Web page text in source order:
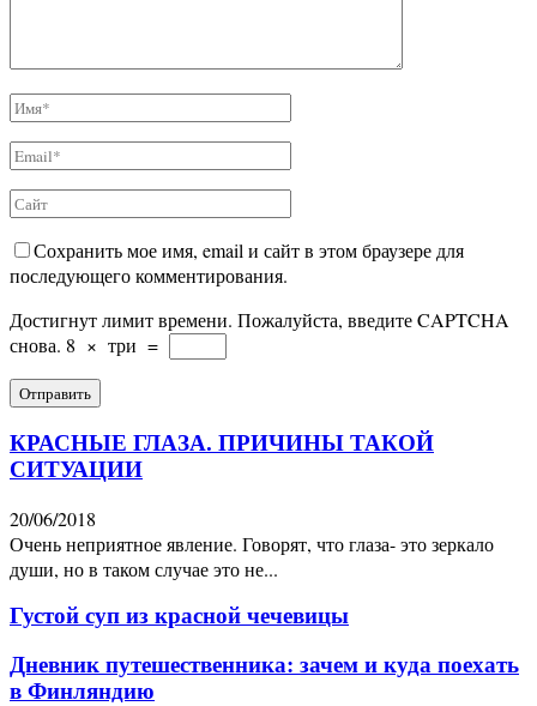
Сохранить мое имя, email и сайт в этом браузере для
последующего комментирования.
Достигнут лимит времени. Пожалуйста, введите CAPTCHA
снова. 8 × три =
КРАСНЫЕ ГЛАЗА. ПРИЧИНЫ ТАКОЙ
СИТУАЦИИ
20/06/2018
Очень неприятное явление. Говорят, что глаза- это зеркало
души, но в таком случае это не...
Густой суп из красной чечевицы
Дневник путешественника: зачем и куда поехать
в Финляндию